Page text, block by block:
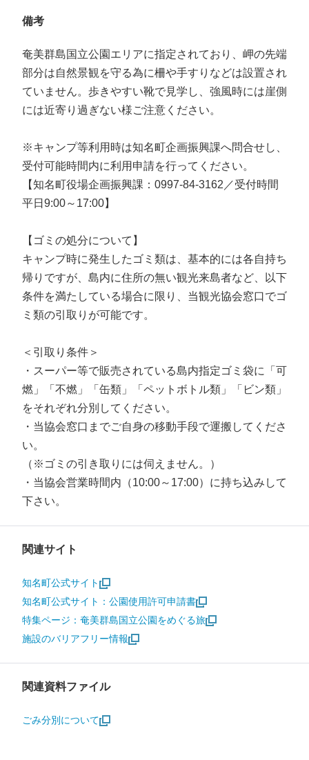
備考
奄美群島国立公園エリアに指定されており、岬の先端
部分は自然景観を守る為に柵や手すりなどは設置され
ていません。歩きやすい靴で見学し、強風時には崖側
には近寄り過ぎない様ご注意ください。
※キャンプ等利用時は知名町企画振興課へ問合せし、
受付可能時間内に利用申請を行ってください。
【知名町役場企画振興課：0997-84-3162／受付時間
平日9:00～17:00】
【ゴミの処分について】
キャンプ時に発生したゴミ類は、基本的には各自持ち
帰りですが、島内に住所の無い観光来島者など、以下
条件を満たしている場合に限り、当観光協会窓口でゴ
ミ類の引取りが可能です。
＜引取り条件＞
・スーパー等で販売されている島内指定ゴミ袋に「可
燃」「不燃」「缶類」「ペットボトル類」「ビン類」
をそれぞれ分別してください。
・当協会窓口までご自身の移動手段で運搬してくださ
い。
（※ゴミの引き取りには伺えません。）
・当協会営業時間内（10:00～17:00）に持ち込みして
下さい。
関連サイト
知名町公式サイト
知名町公式サイト：公園使用許可申請書
特集ページ：奄美群島国立公園をめぐる旅
施設のバリアフリー情報
関連資料ファイル
ごみ分別について